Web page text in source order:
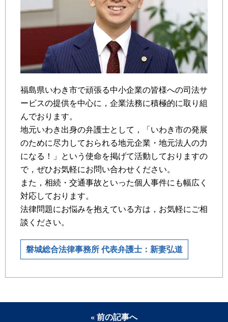
福島県いわき市で頑張る中小企業の皆様への司法サ
ービスの提供を中心に，企業法務に積極的に取り組
んでおります。
地元いわき出身の弁護士として，「いわき市の発展
のために尽力しておられる地元企業・地元法人の力
になる！」という使命を掲げて活動しておりますの
で，ぜひお気軽にお問い合わせください。
また，相続・交通事故といった個人事件にも幅広く
対応しております。
法律問題にお悩みを抱えている方は，お気軽にご相
談ください。
磐城総合法律事務所 代表弁護士：新妻弘道
« 前の記事へ